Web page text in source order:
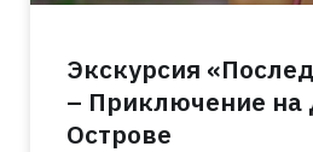
Экскурсия
– Приключение на
Острове